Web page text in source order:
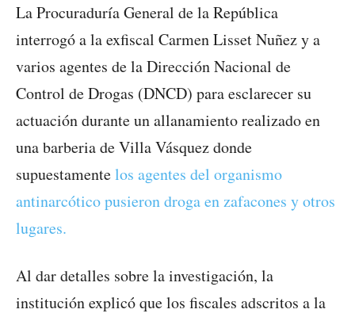
La Procuraduría General de la República
interrogó a la exfiscal Carmen Lisset Nuñez y a
varios agentes de la Dirección Nacional de
Control de Drogas (DNCD) para esclarecer su
actuación durante un allanamiento realizado en
una barberia de Villa Vásquez donde
supuestamentelos agentes del organismo
antinarcótico pusieron droga en zafacones y otros
lugares.
Al dar detalles sobre la investigación, la
institución explicó que los fiscales adscritos a la